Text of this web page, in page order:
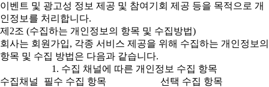
이벤트 및 광고성 정보 제공 및 참여기회 제공 등을 목적으로 개
인정보를 처리합니다.
제2조 (수집하는 개인정보의 항목 및 수집방법)
회사는 회원가입, 각종 서비스 제공을 위해 수집하는 개인정보의
항목 및 수집 방법은 다음과 같습니다.
1. 수집 채널에 따른 개인정보 수집 항목
수집채널
필수 수집 항목 선택 수집 항목